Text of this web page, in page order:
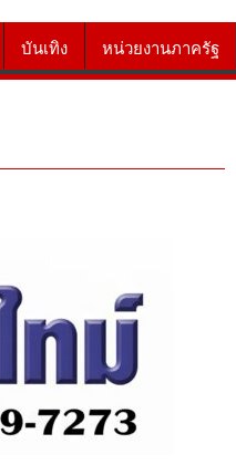
บันเทิง หน่วยงานภาครัฐ